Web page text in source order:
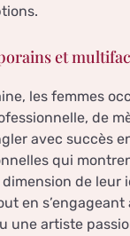
et
les femmes
de
avec succès
qui
de
en
une artiste